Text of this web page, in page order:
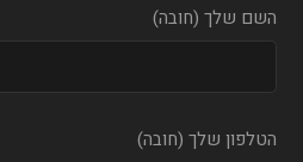
השם שלך (חובה)
הטלפון שלך (חובה)